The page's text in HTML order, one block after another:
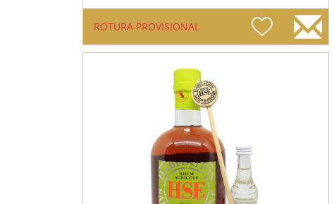
ROTURA PROVISIONAL